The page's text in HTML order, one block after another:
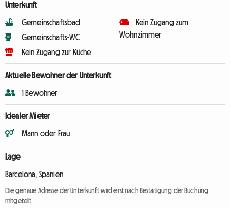
Unterkunft
Gemeinschaftsbad
Gemeinschafts-WC
Kein Zugang zur Küche
Kein Zugang zum
Wohnzimmer
Aktuelle Bewohner der Unterkunft
1 Bewohner
Idealer Mieter
Mann oder Frau
Lage
Barcelona, Spanien
Die genaue Adresse der Unterkunft wird erst nach Bestätigung der Buchung
mitgeteilt.